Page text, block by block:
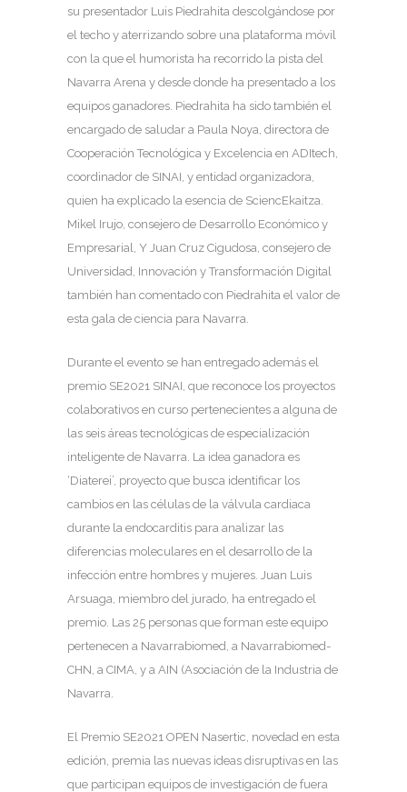
su presentador Luis Piedrahita descolgándose por
el techo y aterrizando sobre una plataforma móvil
con la que el humorista ha recorrido la pista del
Navarra Arena y desde donde ha presentado a los
equipos ganadores. Piedrahita ha sido también el
encargado de saludar a Paula Noya, directora de
Cooperación Tecnológica y Excelencia en ADItech,
coordinador de SINAI, y entidad organizadora,
quien ha explicado la esencia de SciencEkaitza.
Mikel Irujo, consejero de Desarrollo Económico y
Empresarial, Y Juan Cruz Cigudosa, consejero de
Universidad, Innovación y Transformación Digital
también han comentado con Piedrahita el valor de
esta gala de ciencia para Navarra.
Durante el evento se han entregado además el
premio SE2021 SINAI, que reconoce los proyectos
colaborativos en curso pertenecientes a alguna de
las seis áreas tecnológicas de especialización
inteligente de Navarra. La idea ganadora es
‘Diaterei’, proyecto que busca identificar los
cambios en las células de la válvula cardiaca
durante la endocarditis para analizar las
diferencias moleculares en el desarrollo de la
infección entre hombres y mujeres. Juan Luis
Arsuaga, miembro del jurado, ha entregado el
premio. Las 25 personas que forman este equipo
pertenecen a Navarrabiomed, a Navarrabiomed-
CHN, a CIMA, y a AIN (Asociación de la Industria de
Navarra.
El Premio SE2021 OPEN Nasertic, novedad en esta
edición, premia las nuevas ideas disruptivas en las
que participan equipos de investigación de fuera